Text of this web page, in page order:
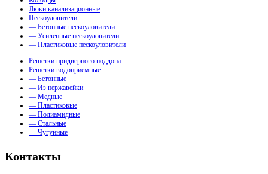
Люки канализационные
Пескоуловители
— Бетонные пескоуловители
— Усиленные пескоуловители
— Пластиковые пескоуловители
Решетки придверного поддона
Решетки водоприемные
— Бетонные
— Из нержавейки
— Медные
— Пластиковые
— Полиамидные
— Стальные
— Чугунные
Контакты